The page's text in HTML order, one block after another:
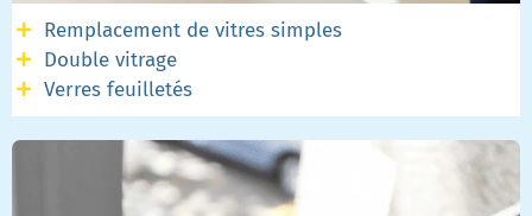
Remplacement de vitres simples
Double vitrage
Verres feuilletés